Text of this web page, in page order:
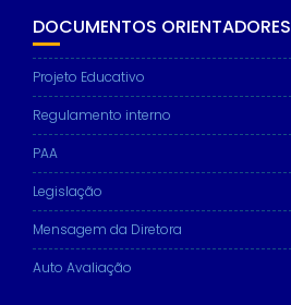
DOCUMENTOS ORIENTADORES
Projeto Educativo
Regulamento interno
PAA
Legislação
Mensagem da Diretora
Auto Avaliação